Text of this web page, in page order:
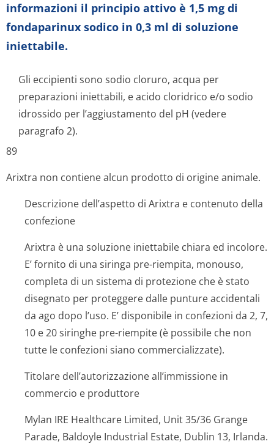
informazioni il principio attivo è 1,5 mg di
fondaparinux sodico in 0,3 ml di soluzione
iniettabile.
Gli eccipienti sono sodio cloruro, acqua per
preparazioni iniettabili, e acido cloridrico e/o sodio
idrossido per l’aggiustamento del pH (vedere
paragrafo 2).
89
Arixtra non contiene alcun prodotto di origine animale.
Descrizione dell’aspetto di Arixtra e contenuto della
confezione
Arixtra è una soluzione iniettabile chiara ed incolore.
E’ fornito di una siringa pre-riempita, monouso,
completa di un sistema di protezione che è stato
disegnato per proteggere dalle punture accidentali
da ago dopo l’uso. E’ disponibile in confezioni da 2, 7,
10 e 20 siringhe pre-riempite (è possibile che non
tutte le confezioni siano commercializzate).
Titolare dell’autorizzazione all’immissione in
commercio e produttore
Mylan IRE Healthcare Limited, Unit 35/36 Grange
Parade, Baldoyle Industrial Estate, Dublin 13, Irlanda.